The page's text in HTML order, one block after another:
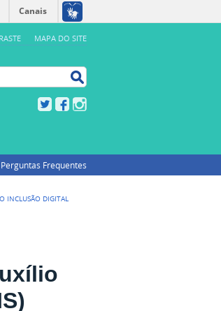
MAPA DO SITE
Canais
TwitterFacebook
Perguntas Frequentes
INCLUSÃO DIGITAL